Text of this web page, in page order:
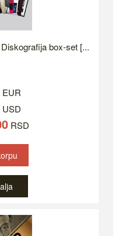
box-set [...
EUR
USD
RSD